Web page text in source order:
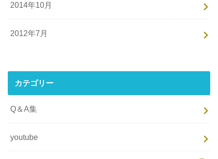
2014年10月
2012年7月
カテゴリー
Q＆A集
youtube